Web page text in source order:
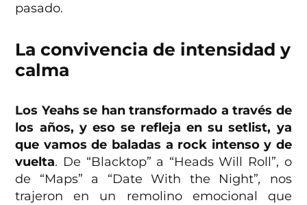
pasado.
La convivencia de intensidad y
calma
Los Yeahs se han transformado a través de
los años, y eso se refleja en su setlist, ya
que vamos de baladas a rock intenso y de
vuelta. De “Blacktop” a “Heads Will Roll”, o
de “Maps” a “Date With the Night”, nos
trajeron en un remolino emocional que